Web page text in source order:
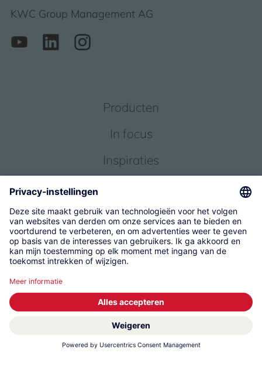
KWC Group Management AG
Producten
In focus
Inspiraties
Over ons
© 2026 KWC Group Management AG
Algemene Voorwaarden
Impressum
Gegevensbescherming